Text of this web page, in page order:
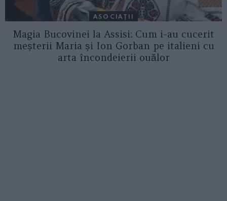
ASOCIAŢII
Magia Bucovinei la Assisi: Cum i-au cucerit
meșterii Maria și Ion Gorban pe italieni cu
arta încondeierii ouălor